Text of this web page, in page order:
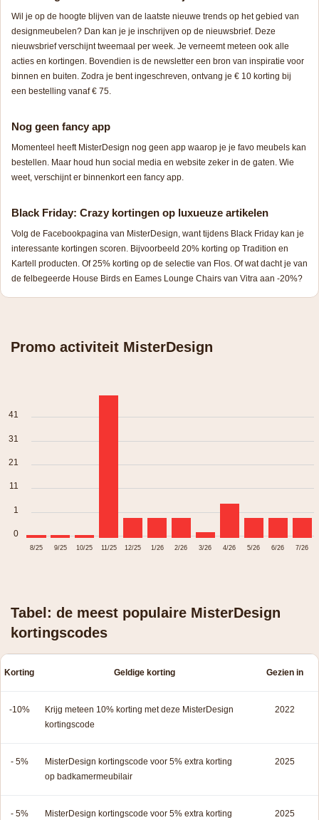
Wil je op de hoogte blijven van de laatste nieuwe trends op het gebied van
designmeubelen? Dan kan je je inschrijven op de nieuwsbrief. Deze
nieuwsbrief verschijnt tweemaal per week. Je verneemt meteen ook alle
acties en kortingen. Bovendien is de newsletter een bron van inspiratie voor
binnen en buiten. Zodra je bent ingeschreven, ontvang je € 10 korting bij
een bestelling vanaf € 75.
Nog geen fancy app
Momenteel heeft MisterDesign nog geen app waarop je je favo meubels kan
bestellen. Maar houd hun social media en website zeker in de gaten. Wie
weet, verschijnt er binnenkort een fancy app.
Black Friday: Crazy kortingen op luxueuze artikelen
Volg de Facebookpagina van MisterDesign, want tijdens Black Friday kan je
interessante kortingen scoren. Bijvoorbeeld 20% korting op Tradition en
Kartell producten. Of 25% korting op de selectie van Flos. Of wat dacht je van
de felbegeerde House Birds en Eames Lounge Chairs van Vitra aan -20%?
Promo activiteit MisterDesign
41
31
21
11
1
0
8/25 9/25 10/25 11/25 12/25 1/26 2/26 3/26 4/26 5/26 6/26 7/26
Tabel: de meest populaire MisterDesign
kortingscodes
Korting Geldige korting Gezien in
-10%
Krijg meteen 10% korting met deze MisterDesign
kortingscode
2022
- 5%
MisterDesign kortingscode voor 5% extra korting
op badkamermeubilair
2025
- 5%
MisterDesign kortingscode voor 5% extra korting
2025